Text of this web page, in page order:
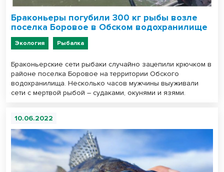
Браконьеры погубили 300 кг рыбы возле
поселка Боровое в Обском водохранилище
Экология Рыбалка
Браконьерские сети рыбаки случайно зацепили крючком в
районе поселка Боровое на территории Обского
водохранилища. Несколько часов мужчины выуживали
сети с мертвой рыбой – судаками, окунями и язями.
10.06.2022